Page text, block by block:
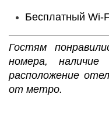
Бесплатный Wi-
Гостям
номера,
расположение
от метро.